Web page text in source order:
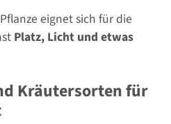
eignet sich für die
Platz, Licht und etwas
Kräutersorten für